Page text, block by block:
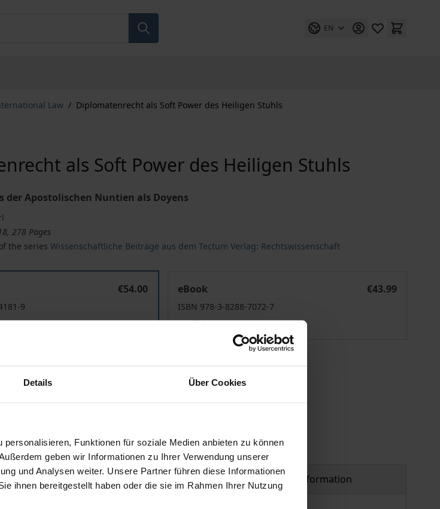
Details Über Cookies
Funktionen für soziale Medien anbieten zu können
geben wir Informationen zu Ihrer Verwendung unserer
und Analysen weiter. Unsere Partner führen diese Informationen
ihnen bereitgestellt haben oder die sie im Rahmen Ihrer Nutzung
EN
Law / Diplomatenrecht als Soft Power des Heiligen Stuhls
als Soft Power des Heiligen Stuhls
der Apostolischen Nuntien als Doyens
278 Pages
the seriesWissenschaftliche Beiträge aus dem Tectum Verlag: Rechtswissenschaft
€54.00
9
eBook
€43.99
ISBN 978-3-8288-7072-7
Available
Reviews Product safety information